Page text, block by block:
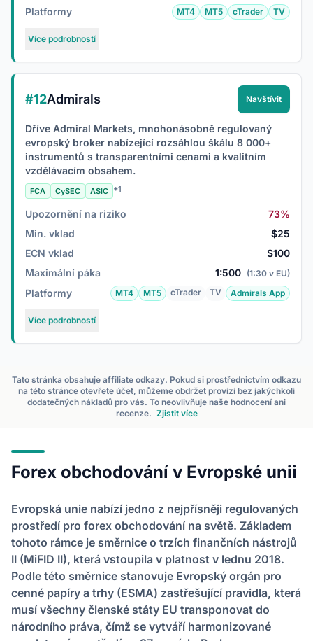
Platformy MT4 MT5 cTrader TV
Více podrobností
#12Admirals Navštívit
Dříve Admiral Markets, mnohonásobně regulovaný
evropský broker nabízející rozsáhlou škálu 8 000+
instrumentů s transparentními cenami a kvalitním
vzdělávacím obsahem.
FCA CySEC ASIC +1
Upozornění na riziko
73%
Min. vklad
$25
ECN vklad
$100
Maximální páka
1:500 (1:30 v EU)
Platformy MT4 MT5 cTrader TV Admirals App
Více podrobností
Tato stránka obsahuje affiliate odkazy. Pokud si prostřednictvím odkazu
na této stránce otevřete účet, můžeme obdržet provizi bez jakýchkoli
dodatečných nákladů pro vás. To neovlivňuje naše hodnocení ani
recenze. Zjistit více
Forex obchodování v Evropské unii
Evropská unie nabízí jedno z nejpřísněji regulovaných
prostředí pro forex obchodování na světě. Základem
tohoto rámce je směrnice o trzích finančních nástrojů
II (MiFID II), která vstoupila v platnost v lednu 2018.
Podle této směrnice stanovuje Evropský orgán pro
cenné papíry a trhy (ESMA) zastřešující pravidla, která
musí všechny členské státy EU transponovat do
národního práva, čímž se vytváří harmonizované